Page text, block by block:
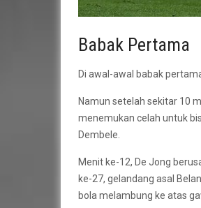
Babak Pertama
Di awal-awal babak
Namun setelah sekitar 10
menemukan celah untuk
Dembele.
Menit ke-12, De Jong
ke-27, gelandang asal
bola melambung ke atas